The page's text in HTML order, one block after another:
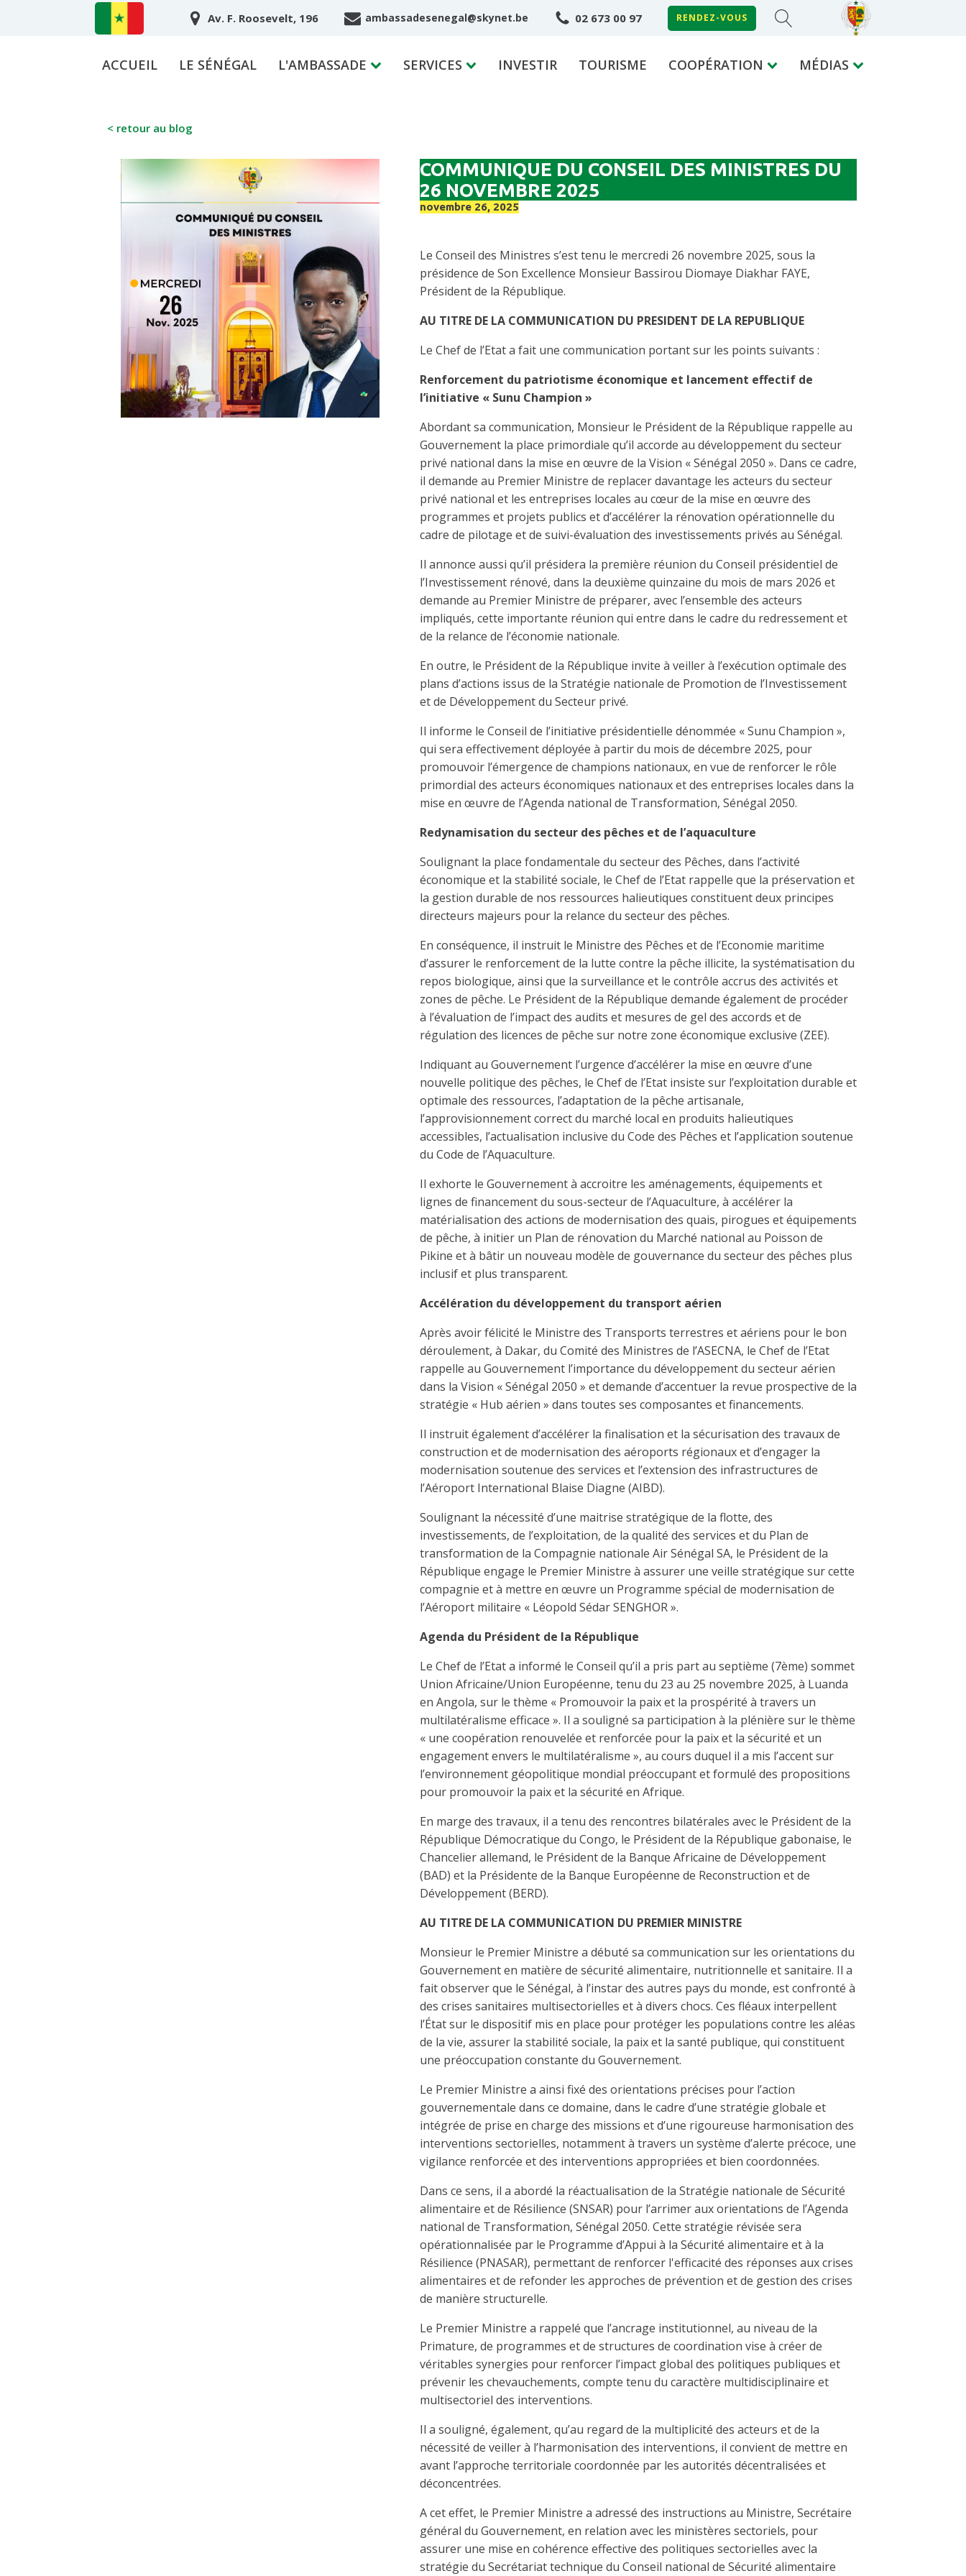
Av. F. Roosevelt, 196 ambassadesenegal@skynet.be 02 673 00 97 RENDEZ-VOUS
ACCUEIL LE SÉNÉGAL L'AMBASSADE SERVICES INVESTIR TOURISME COOPÉRATION MÉDIAS
< retour au blog
COMMUNIQUE DU CONSEIL DES MINISTRES DU
26 NOVEMBRE 2025
novembre 26, 2025
Le Conseil des Ministres s’est tenu le mercredi 26 novembre 2025, sous la
présidence de Son Excellence Monsieur Bassirou Diomaye Diakhar FAYE,
Président de la République.
AU TITRE DE LA COMMUNICATION DU PRESIDENT DE LA REPUBLIQUE
Le Chef de l’Etat a fait une communication portant sur les points suivants :
Renforcement du patriotisme économique et lancement effectif de
l’initiative « Sunu Champion »
Abordant sa communication, Monsieur le Président de la République rappelle au
Gouvernement la place primordiale qu’il accorde au développement du secteur
privé national dans la mise en œuvre de la Vision « Sénégal 2050 ». Dans ce cadre,
il demande au Premier Ministre de replacer davantage les acteurs du secteur
privé national et les entreprises locales au cœur de la mise en œuvre des
programmes et projets publics et d’accélérer la rénovation opérationnelle du
cadre de pilotage et de suivi-évaluation des investissements privés au Sénégal.
Il annonce aussi qu’il présidera la première réunion du Conseil présidentiel de
l’Investissement rénové, dans la deuxième quinzaine du mois de mars 2026 et
demande au Premier Ministre de préparer, avec l’ensemble des acteurs
impliqués, cette importante réunion qui entre dans le cadre du redressement et
de la relance de l’économie nationale.
En outre, le Président de la République invite à veiller à l’exécution optimale des
plans d’actions issus de la Stratégie nationale de Promotion de l’Investissement
et de Développement du Secteur privé.
Il informe le Conseil de l’initiative présidentielle dénommée « Sunu Champion »,
qui sera effectivement déployée à partir du mois de décembre 2025, pour
promouvoir l’émergence de champions nationaux, en vue de renforcer le rôle
primordial des acteurs économiques nationaux et des entreprises locales dans la
mise en œuvre de l’Agenda national de Transformation, Sénégal 2050.
Redynamisation du secteur des pêches et de l’aquaculture
Soulignant la place fondamentale du secteur des Pêches, dans l’activité
économique et la stabilité sociale, le Chef de l’Etat rappelle que la préservation et
la gestion durable de nos ressources halieutiques constituent deux principes
directeurs majeurs pour la relance du secteur des pêches.
En conséquence, il instruit le Ministre des Pêches et de l’Economie maritime
d’assurer le renforcement de la lutte contre la pêche illicite, la systématisation du
repos biologique, ainsi que la surveillance et le contrôle accrus des activités et
zones de pêche. Le Président de la République demande également de procéder
à l’évaluation de l’impact des audits et mesures de gel des accords et de
régulation des licences de pêche sur notre zone économique exclusive (ZEE).
Indiquant au Gouvernement l’urgence d’accélérer la mise en œuvre d’une
nouvelle politique des pêches, le Chef de l’Etat insiste sur l’exploitation durable et
optimale des ressources, l’adaptation de la pêche artisanale,
l’approvisionnement correct du marché local en produits halieutiques
accessibles, l’actualisation inclusive du Code des Pêches et l’application soutenue
du Code de l’Aquaculture.
Il exhorte le Gouvernement à accroitre les aménagements, équipements et
lignes de financement du sous-secteur de l’Aquaculture, à accélérer la
matérialisation des actions de modernisation des quais, pirogues et équipements
de pêche, à initier un Plan de rénovation du Marché national au Poisson de
Pikine et à bâtir un nouveau modèle de gouvernance du secteur des pêches plus
inclusif et plus transparent.
Accélération du développement du transport aérien
Après avoir félicité le Ministre des Transports terrestres et aériens pour le bon
déroulement, à Dakar, du Comité des Ministres de l’ASECNA, le Chef de l’Etat
rappelle au Gouvernement l’importance du développement du secteur aérien
dans la Vision « Sénégal 2050 » et demande d’accentuer la revue prospective de la
stratégie « Hub aérien » dans toutes ses composantes et financements.
Il instruit également d’accélérer la finalisation et la sécurisation des travaux de
construction et de modernisation des aéroports régionaux et d’engager la
modernisation soutenue des services et l’extension des infrastructures de
l’Aéroport International Blaise Diagne (AIBD).
Soulignant la nécessité d’une maitrise stratégique de la flotte, des
investissements, de l’exploitation, de la qualité des services et du Plan de
transformation de la Compagnie nationale Air Sénégal SA, le Président de la
République engage le Premier Ministre à assurer une veille stratégique sur cette
compagnie et à mettre en œuvre un Programme spécial de modernisation de
l’Aéroport militaire « Léopold Sédar SENGHOR ».
Agenda du Président de la République
Le Chef de l’Etat a informé le Conseil qu’il a pris part au septième (7ème) sommet
Union Africaine/Union Européenne, tenu du 23 au 25 novembre 2025, à Luanda
en Angola, sur le thème « Promouvoir la paix et la prospérité à travers un
multilatéralisme efficace ». Il a souligné sa participation à la plénière sur le thème
« une coopération renouvelée et renforcée pour la paix et la sécurité et un
engagement envers le multilatéralisme », au cours duquel il a mis l’accent sur
l’environnement géopolitique mondial préoccupant et formulé des propositions
pour promouvoir la paix et la sécurité en Afrique.
En marge des travaux, il a tenu des rencontres bilatérales avec le Président de la
République Démocratique du Congo, le Président de la République gabonaise, le
Chancelier allemand, le Président de la Banque Africaine de Développement
(BAD) et la Présidente de la Banque Européenne de Reconstruction et de
Développement (BERD).
AU TITRE DE LA COMMUNICATION DU PREMIER MINISTRE
Monsieur le Premier Ministre a débuté sa communication sur les orientations du
Gouvernement en matière de sécurité alimentaire, nutritionnelle et sanitaire. Il a
fait observer que le Sénégal, à l’instar des autres pays du monde, est confronté à
des crises sanitaires multisectorielles et à divers chocs. Ces fléaux interpellent
l’État sur le dispositif mis en place pour protéger les populations contre les aléas
de la vie, assurer la stabilité sociale, la paix et la santé publique, qui constituent
une préoccupation constante du Gouvernement.
Le Premier Ministre a ainsi fixé des orientations précises pour l’action
gouvernementale dans ce domaine, dans le cadre d’une stratégie globale et
intégrée de prise en charge des missions et d’une rigoureuse harmonisation des
interventions sectorielles, notamment à travers un système d’alerte précoce, une
vigilance renforcée et des interventions appropriées et bien coordonnées.
Dans ce sens, il a abordé la réactualisation de la Stratégie nationale de Sécurité
alimentaire et de Résilience (SNSAR) pour l’arrimer aux orientations de l’Agenda
national de Transformation, Sénégal 2050. Cette stratégie révisée sera
opérationnalisée par le Programme d’Appui à la Sécurité alimentaire et à la
Résilience (PNASAR), permettant de renforcer l'efficacité des réponses aux crises
alimentaires et de refonder les approches de prévention et de gestion des crises
de manière structurelle.
Le Premier Ministre a rappelé que l’ancrage institutionnel, au niveau de la
Primature, de programmes et de structures de coordination vise à créer de
véritables synergies pour renforcer l’impact global des politiques publiques et
prévenir les chevauchements, compte tenu du caractère multidisciplinaire et
multisectoriel des interventions.
Il a souligné, également, qu’au regard de la multiplicité des acteurs et de la
nécessité de veiller à l’harmonisation des interventions, il convient de mettre en
avant l’approche territoriale coordonnée par les autorités décentralisées et
déconcentrées.
A cet effet, le Premier Ministre a adressé des instructions au Ministre, Secrétaire
général du Gouvernement, en relation avec les ministères sectoriels, pour
assurer une mise en cohérence effective des politiques sectorielles avec la
stratégie du Secrétariat technique du Conseil national de Sécurité alimentaire